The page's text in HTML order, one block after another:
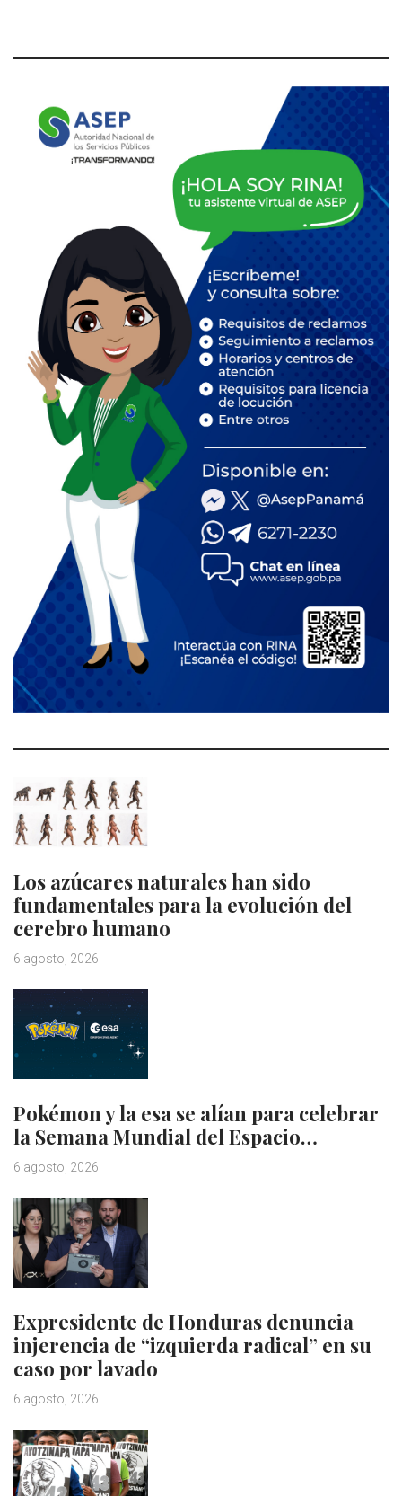
Los azúcares naturales han sido
fundamentales para la evolución del
cerebro humano
6 agosto, 2026
Pokémon y la esa se alían para celebrar
la Semana Mundial del Espacio…
6 agosto, 2026
Expresidente de Honduras denuncia
injerencia de “izquierda radical” en su
caso por lavado
6 agosto, 2026